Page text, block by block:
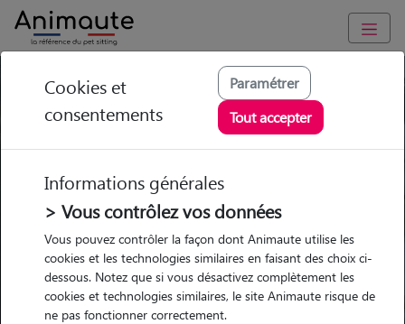
Trouvez votre gardien idéal !
Garde
chez le Pet Sitter
Garde
chez le Pet Sitter Visites
Visites
Cookies et
consentements
Paramétrer
Tout accepter
Informations générales
> Vous contrôlez vos données
Vous pouvez contrôler la façon dont Animaute utilise les
cookies et les technologies similaires en faisant des choix ci-
dessous. Notez que si vous désactivez complètement les
cookies et technologies similaires, le site Animaute risque de
ne pas fonctionner correctement.